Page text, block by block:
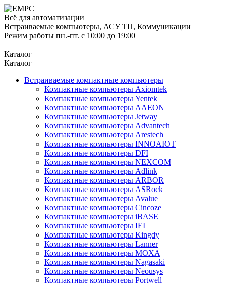
Всё для автоматизации
Встраиваемые компьютеры, АСУ ТП, Коммуникации
Режим работы пн.-пт. с 10:00 до 19:00
Каталог
Каталог
Встраиваемые компактные компьютеры
Компактные компьютеры Axiomtek
Компактные компьютеры Yentek
Компактные компьютеры AAEON
Компактные компьютеры Jetway
Компактные компьютеры Advantech
Компактные компьютеры Arestech
Компактные компьютеры INNOAIOT
Компактные компьютеры DFI
Компактные компьютеры NEXCOM
Компактные компьютеры Adlink
Компактные компьютеры ARBOR
Компактные компьютеры ASRock
Компактные компьютеры Avalue
Компактные компьютеры Cincoze
Компактные компьютеры iBASE
Компактные компьютеры IEI
Компактные компьютеры Kingdy
Компактные компьютеры Lanner
Компактные компьютеры MOXA
Компактные компьютеры Nagasaki
Компактные компьютеры Neousys
Компактные компьютеры Portwell